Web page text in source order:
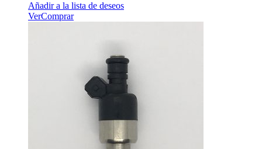
Añadir a la lista de deseos
VerComprar